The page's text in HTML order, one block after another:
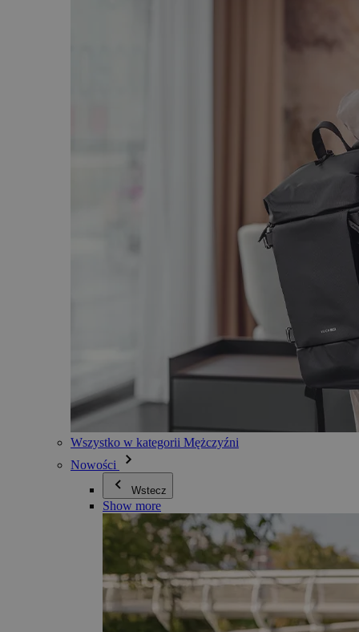
Wszystko w kategorii Mężczyźni
Nowości
Wstecz
Show more